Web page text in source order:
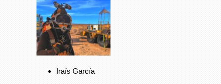
Iraís García